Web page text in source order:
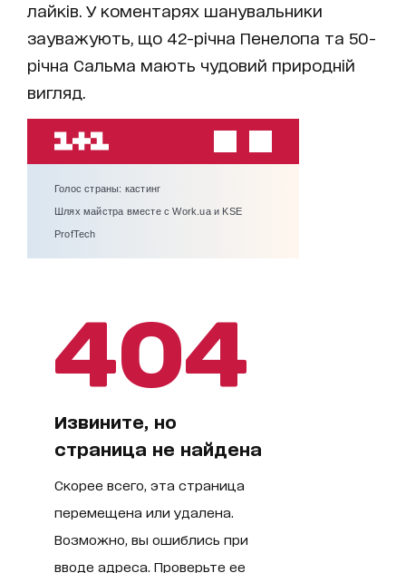
лайків. У коментарях шанувальники
зауважують, що 42-річна Пенелопа та 50-
річна Сальма мають чудовий природній
вигляд.